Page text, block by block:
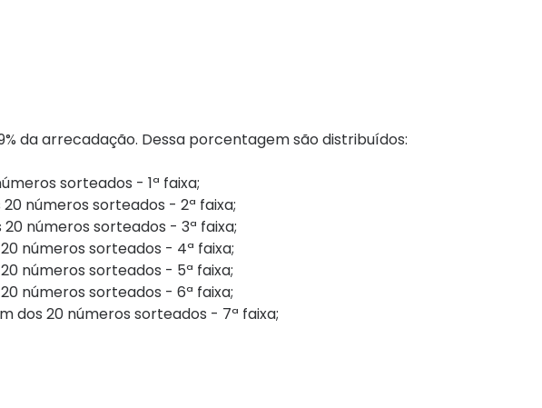
da arrecadação. Dessa porcentagem são distribuídos:
sorteados - 1ª faixa;
20 números sorteados - 2ª faixa;
20 números sorteados - 3ª faixa;
números sorteados - 4ª faixa;
números sorteados - 5ª faixa;
números sorteados - 6ª faixa;
dos 20 números sorteados - 7ª faixa;